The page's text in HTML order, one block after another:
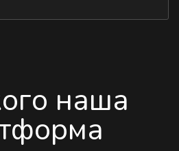
наша